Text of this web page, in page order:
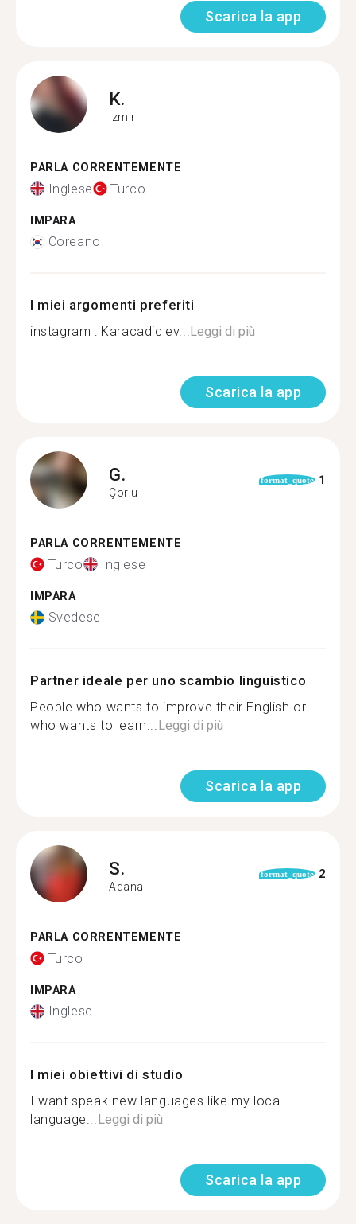
Scarica la app
K.
Izmir
PARLA CORRENTEMENTE
Inglese Turco
IMPARA
Coreano
I miei argomenti preferiti
instagram : Karacadiclev...Leggi di più
Scarica la app
G.
Çorlu
format_quote 1
PARLA CORRENTEMENTE
Turco Inglese
IMPARA
Svedese
Partner ideale per uno scambio linguistico
People who wants to improve their English or
who wants to learn...Leggi di più
Scarica la app
S.
Adana
format_quote 2
PARLA CORRENTEMENTE
Turco
IMPARA
Inglese
I miei obiettivi di studio
I want speak new languages like my local
language...Leggi di più
Scarica la app